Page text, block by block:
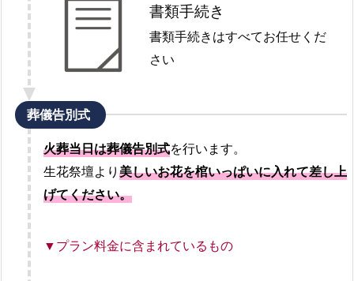
書類手続き
書類手続きはすべてお任せくだ
さい
葬儀告別式
火葬当日は葬儀告別式を行います。
生花祭壇より美しいお花を棺いっぱいに入れて差し上
げてください。
▼プラン料金に含まれているもの